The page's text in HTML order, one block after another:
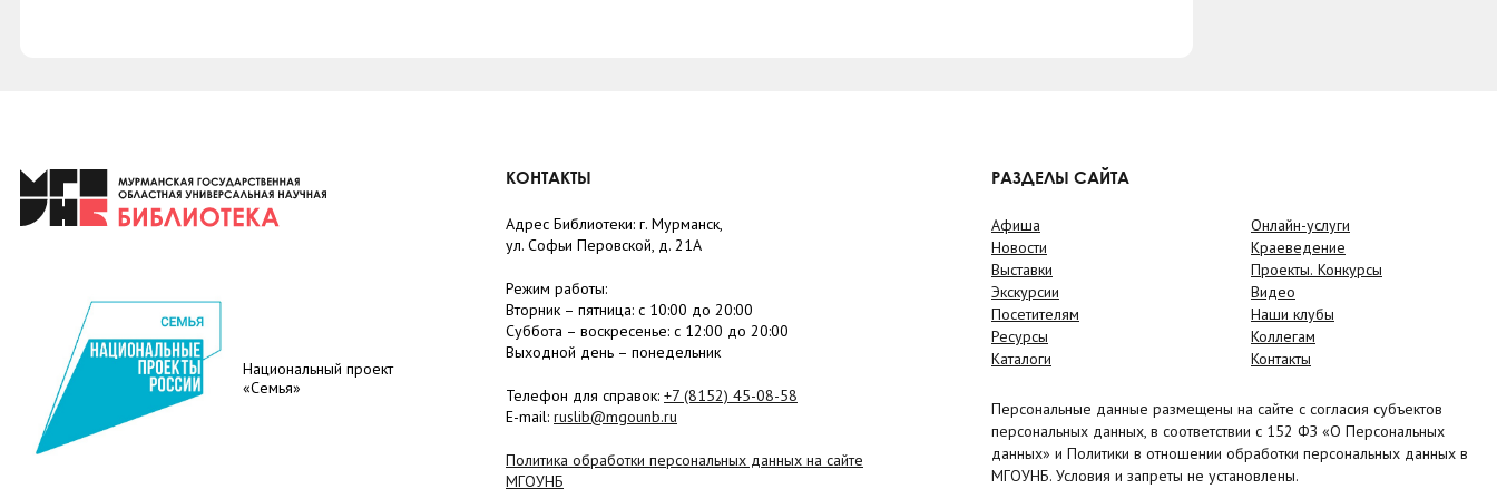
Национальный проект
«Семья»
КОНТАКТЫ
Адрес Библиотеки: г. Мурманск,
ул. Софьи Перовской, д. 21А
Режим работы:
Вторник – пятница: с 10:00 до 20:00
Суббота – воскресенье: c 12:00 до 20:00
Выходной день – понедельник
Телефон для справок: +7 (8152) 45-08-58
E-mail: ruslib@mgounb.ru
Политика обработки персональных данных на сайте
МГОУНБ
РАЗДЕЛЫ САЙТА
Афиша
Новости
Выставки
Экскурсии
Посетителям
Ресурсы
Каталоги
Онлайн-услуги
Краеведение
Проекты. Конкурсы
Видео
Наши клубы
Коллегам
Контакты
Персональные данные размещены на сайте с согласия субъектов
персональных данных, в соответствии с 152 ФЗ «О Персональных
данных» и Политики в отношении обработки персональных данных в
МГОУНБ. Условия и запреты не установлены.